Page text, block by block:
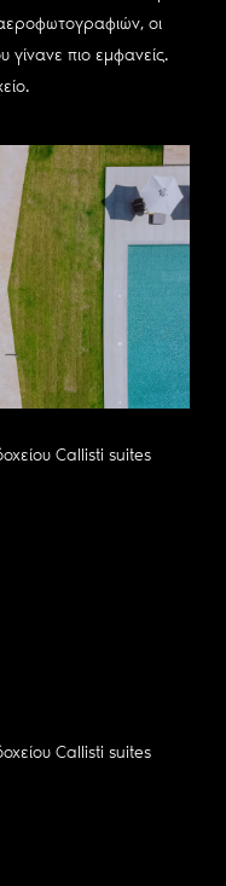
οι
γίνανε πιο εμφανείς.